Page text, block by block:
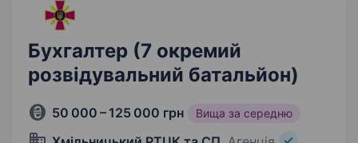
Бухгалтер (7 окремий
розвідувальний батальйон)
50 000 – 125 000 грн Вища за середню